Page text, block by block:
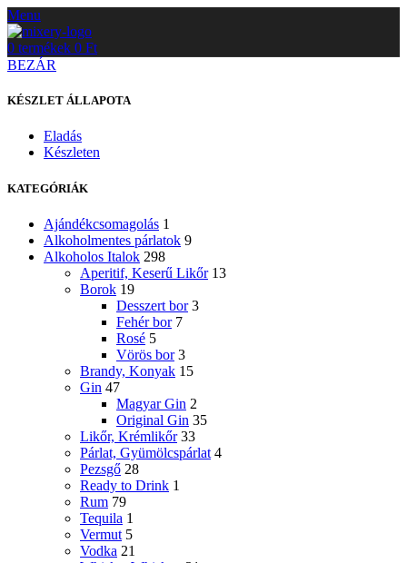
Menu
0 termékek 0 Ft
BEZÁR
KÉSZLET ÁLLAPOTA
Eladás
Készleten
KATEGÓRIÁK
Ajándékcsomagolás 1
Alkoholmentes párlatok 9
Alkoholos Italok 298
Aperitif, Keserű Likőr 13
Borok 19
Desszert bor 3
Fehér bor 7
Rosé 5
Vörös bor 3
Brandy, Konyak 15
Gin 47
Magyar Gin 2
Original Gin 35
Likőr, Krémlikőr 33
Párlat, Gyümölcspárlat 4
Pezsgő 28
Ready to Drink 1
Rum 79
Tequila 1
Vermut 5
Vodka 21